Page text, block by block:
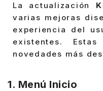
La actualización
varias mejoras
experiencia del
existentes.
novedades más
1. Menú Inicio